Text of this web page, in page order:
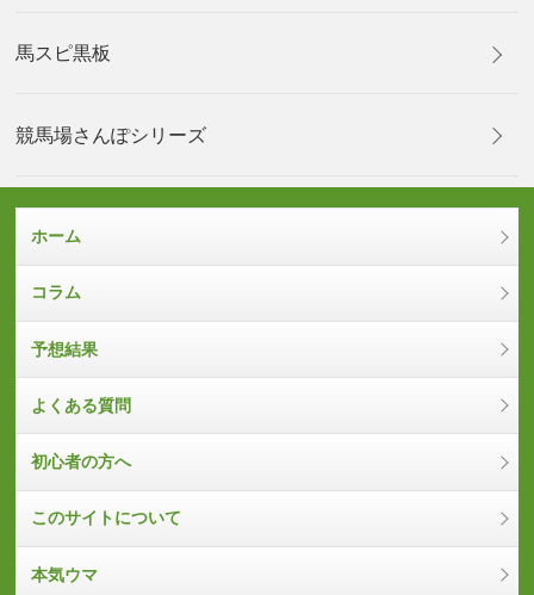
馬スピ黒板
競馬場さんぽシリーズ
ホーム
コラム
予想結果
よくある質問
初心者の方へ
このサイトについて
本気ウマ